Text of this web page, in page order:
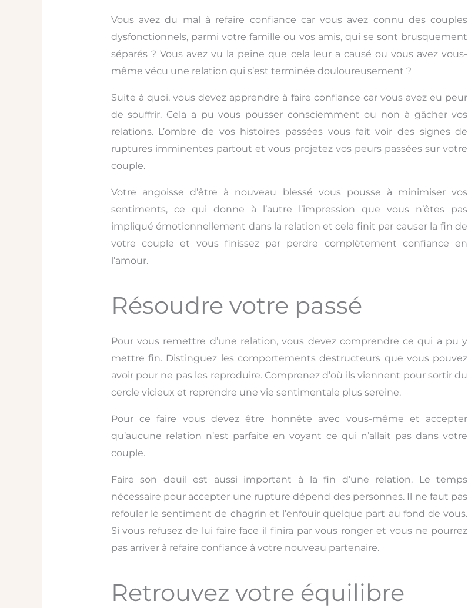
Vous avez du mal à refaire confiance car vous avez connu des couples
dysfonctionnels, parmi votre famille ou vos amis, qui se sont brusquement
séparés ? Vous avez vu la peine que cela leur a causé ou vous avez vous-
même vécu une relation qui s’est terminée douloureusement ?
Suite à quoi, vous devez apprendre à faire confiance car vous avez eu peur
de souffrir. Cela a pu vous pousser consciemment ou non à gâcher vos
relations. L’ombre de vos histoires passées vous fait voir des signes de
ruptures imminentes partout et vous projetez vos peurs passées sur votre
couple.
Votre angoisse d’être à nouveau blessé vous pousse à minimiser vos
sentiments, ce qui donne à l’autre l’impression que vous n’êtes pas
impliqué émotionnellement dans la relation et cela finit par causer la fin de
votre couple et vous finissez par perdre complètement confiance en
l’amour.
Résoudre votre passé
Pour vous remettre d’une relation, vous devez comprendre ce qui a pu y
mettre fin. Distinguez les comportements destructeurs que vous pouvez
avoir pour ne pas les reproduire. Comprenez d’où ils viennent pour sortir du
cercle vicieux et reprendre une vie sentimentale plus sereine.
Pour ce faire vous devez être honnête avec vous-même et accepter
qu’aucune relation n’est parfaite en voyant ce qui n’allait pas dans votre
couple.
Faire son deuil est aussi important à la fin d’une relation. Le temps
nécessaire pour accepter une rupture dépend des personnes. Il ne faut pas
refouler le sentiment de chagrin et l’enfouir quelque part au fond de vous.
Si vous refusez de lui faire face il finira par vous ronger et vous ne pourrez
pas arriver à refaire confiance à votre nouveau partenaire.
Retrouvez votre équilibre